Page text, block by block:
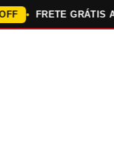
FRETE GRÁTIS